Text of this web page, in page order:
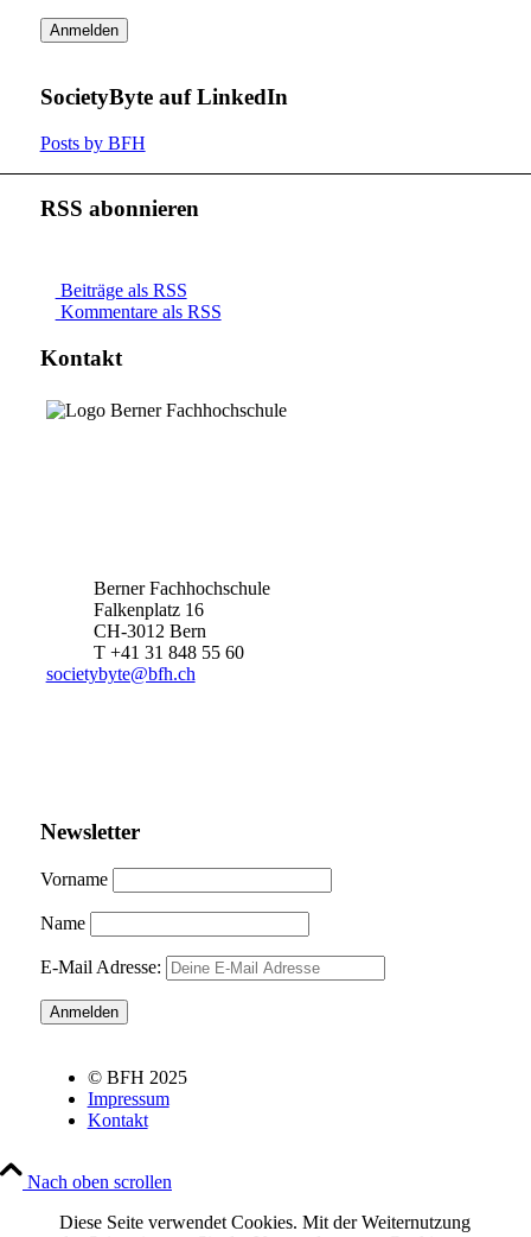
SocietyByte auf LinkedIn
Posts by BFH
RSS abonnieren
Beiträge als RSS
Kommentare als RSS
Kontakt
Berner Fachhochschule
Falkenplatz 16
CH-3012 Bern
T +41 31 848 55 60
societybyte@bfh.ch
Newsletter
Vorname
Name
E-Mail Adresse:
© BFH 2025
Impressum
Kontakt
Nach oben scrollen
Diese Seite verwendet Cookies. Mit der Weiternutzung